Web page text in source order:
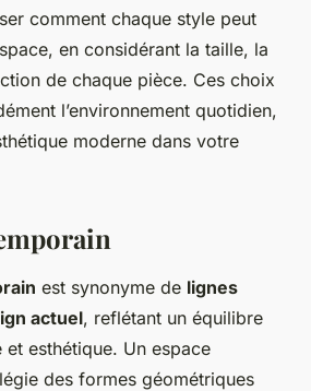
comment chaque style peut
en considérant la taille, la
de chaque pièce. Ces choix
l’environnement quotidien,
moderne dans votre
est synonyme de lignes
actuel, reflétant un équilibre
esthétique. Un espace
des formes géométriques